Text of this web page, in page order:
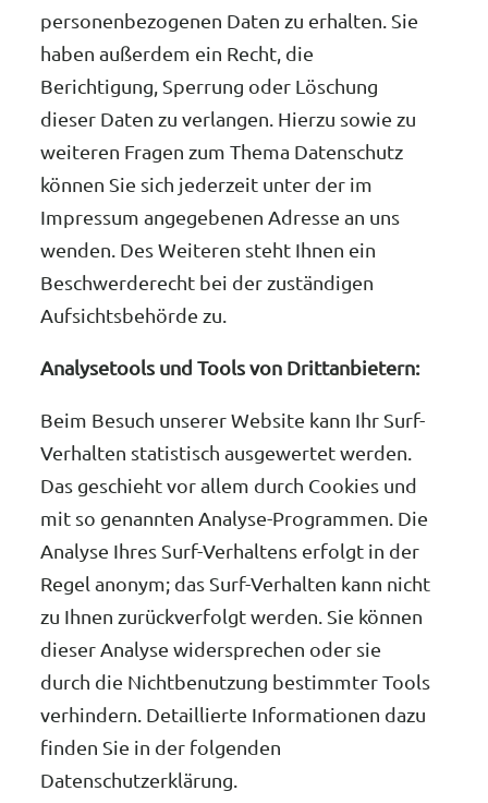
personenbezogenen Daten zu erhalten. Sie
haben außerdem ein Recht, die
Berichtigung, Sperrung oder Löschung
dieser Daten zu verlangen. Hierzu sowie zu
weiteren Fragen zum Thema Datenschutz
können Sie sich jederzeit unter der im
Impressum angegebenen Adresse an uns
wenden. Des Weiteren steht Ihnen ein
Beschwerderecht bei der zuständigen
Aufsichtsbehörde zu.
Analysetools und Tools von Drittanbietern:
Beim Besuch unserer Website kann Ihr Surf-
Verhalten statistisch ausgewertet werden.
Das geschieht vor allem durch Cookies und
mit so genannten Analyse-Programmen. Die
Analyse Ihres Surf-Verhaltens erfolgt in der
Regel anonym; das Surf-Verhalten kann nicht
zu Ihnen zurückverfolgt werden. Sie können
dieser Analyse widersprechen oder sie
durch die Nichtbenutzung bestimmter Tools
verhindern. Detaillierte Informationen dazu
finden Sie in der folgenden
Datenschutzerklärung.